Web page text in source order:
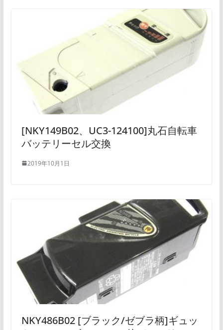
[NKY149B02、UC3-124100]丸石自転車
バッテリーセル交換
2019年10月1日
NKY486B02 [ブラック/ゼブラ柄]ギュッ